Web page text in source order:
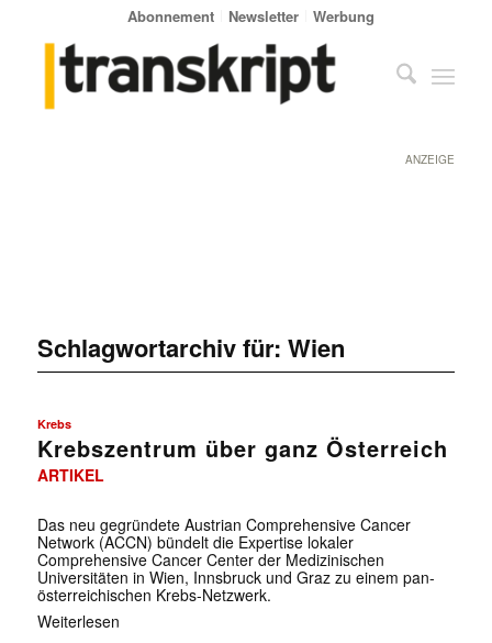
Abonnement Newsletter Werbung
ANZEIGE
Schlagwortarchiv für: Wien
Krebs
Krebszentrum über ganz Österreich
ARTIKEL
Das neu gegründete Austrian Comprehensive Cancer
Network (ACCN) bündelt die Expertise lokaler
Comprehensive Cancer Center der Medizinischen
Universitäten in Wien, Innsbruck und Graz zu einem pan-
österreichischen Krebs-Netzwerk.
Weiterlesen